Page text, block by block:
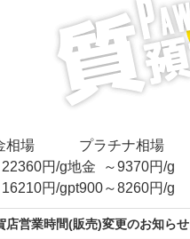
相場
プラチナ相場
22360円/g地金 ～9370円/g
16210円/gpt900～8260円/g
店営業時間(販売)変更のお知らせ